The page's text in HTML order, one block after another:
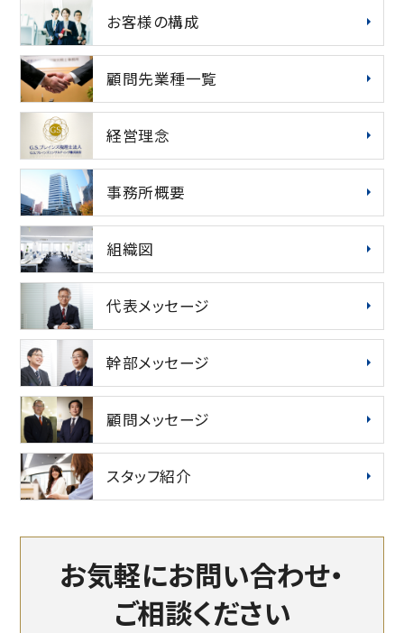
お客様の構成
顧問先業種一覧
経営理念
事務所概要
組織図
代表メッセージ
幹部メッセージ
顧問メッセージ
スタッフ紹介
お気軽にお問い合わせ・
ご相談ください